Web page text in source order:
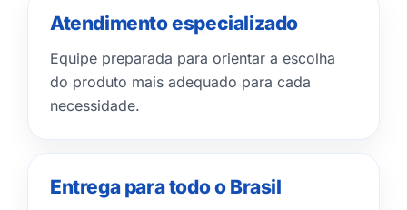
Atendimento especializado
Equipe preparada para orientar a escolha
do produto mais adequado para cada
necessidade.
Entrega para todo o Brasil